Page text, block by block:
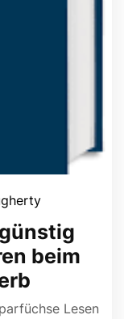
beim
Lesen